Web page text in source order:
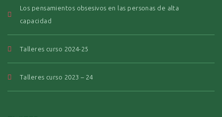
Los pensamientos obsesivos en las personas de alta
capacidad
Talleres curso 2024-25
Talleres curso 2023 – 24